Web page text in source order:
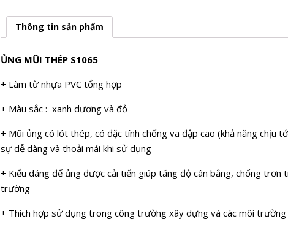
Thông tin sản phẩm
ỦNG MŨI THÉP S1065
+ Làm từ nhựa PVC tổng hợp
+ Màu sắc : xanh dương và đỏ
+ Mũi ủng có lót thép, có đặc tính chống va đập cao (khả năng chịu
sự dễ dàng và thoải mái khi sử dụng
+ Kiểu dáng đế ủng được cải tiến giúp tăng độ cân bằng, chống
trường
+ Thích hợp sử dụng trong công trường xây dựng và các môi